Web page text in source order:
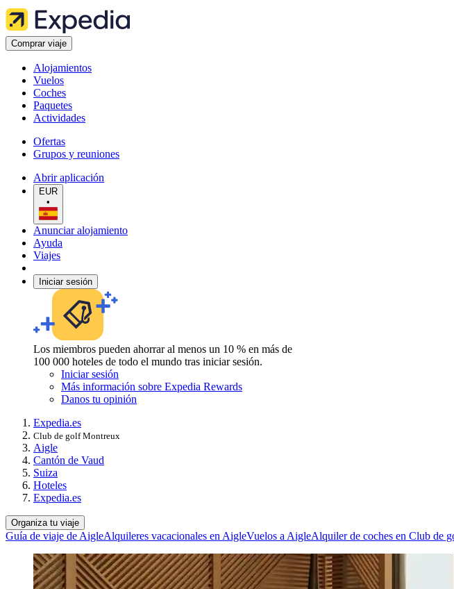
Comprar viaje
Alojamientos
Vuelos
Coches
Paquetes
Actividades
Ofertas
Grupos y reuniones
Abrir aplicación
EUR
•
Anunciar alojamiento
Ayuda
Viajes
Iniciar sesión
Los miembros pueden ahorrar al menos un 10 % en más de
100 000 hoteles de todo el mundo tras iniciar sesión.
Iniciar sesión
Más información sobre Expedia Rewards
Danos tu opinión
Expedia.es
Club de golf Montreux
Aigle
Cantón de Vaud
Suiza
Hoteles
Expedia.es
Organiza tu viaje
Guía de viaje de AigleAlquileres vacacionales en AigleVuelos a AigleAlquiler de coches en Club de